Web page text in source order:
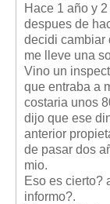
Legislación
Legislación de
Diccionario
Usuario
Entrar / Salir
Mis boletines
Hace 1 año y
despues de
decidi cambiar
me lleve una
Vino un
que entraba a
costaria unos
dijo que ese
anterior
de pasar dos
mio.
Eso es cierto?
informo?.